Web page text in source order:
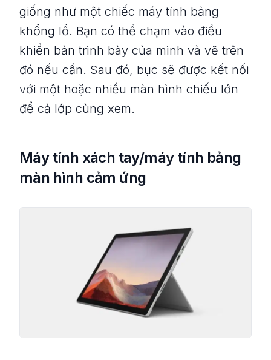
giống như một chiếc máy tính bảng
khổng lồ. Bạn có thể chạm vào điều
khiển bản trình bày của mình và vẽ trên
đó nếu cần. Sau đó, bục sẽ được kết nối
với một hoặc nhiều màn hình chiếu lớn
để cả lớp cùng xem.
Máy tính xách tay/máy tính bảng
màn hình cảm ứng